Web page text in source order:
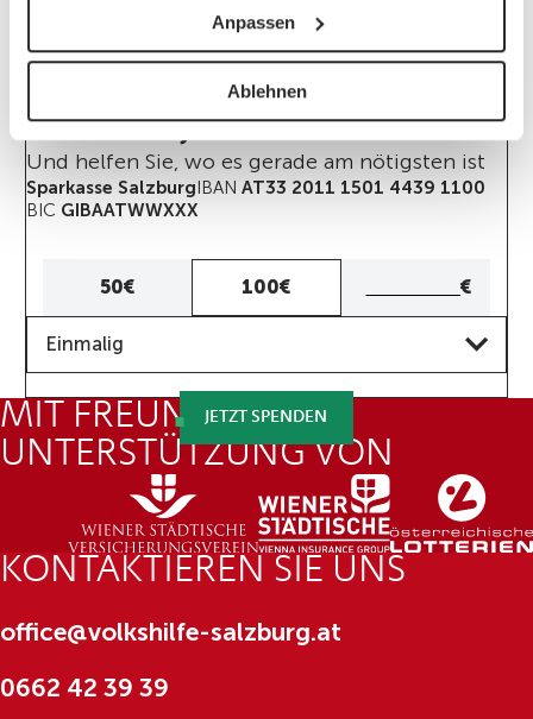
Anpassen
Ablehnen
Und helfen Sie, wo es gerade am nötigsten ist
Sparkasse SalzburgIBAN AT33 2011 1501 4439 1100
BIC GIBAATWWXXX
50€ 100€
Betrag
eingeben
€
Einmalig
JETZT SPENDEN
MIT FREUNDLICHER
UNTERSTÜTZUNG VON
KONTAKTIEREN SIE UNS
office@volkshilfe-salzburg.at
0662 42 39 39